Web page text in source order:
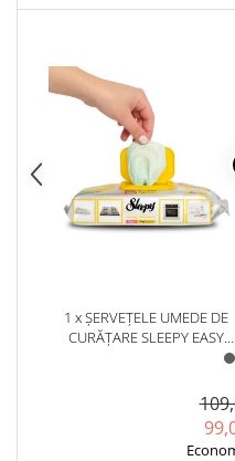
1 x ȘERVEȚELE UMEDE DE
CURĂȚARE SLEEPY EASY
ACTIVĂ 30 BUCĂȚI